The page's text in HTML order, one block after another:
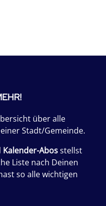
über alle
Stadt/Gemeinde.
Kalender-Abosstellst
Liste nach Deinen
so alle wichtigen